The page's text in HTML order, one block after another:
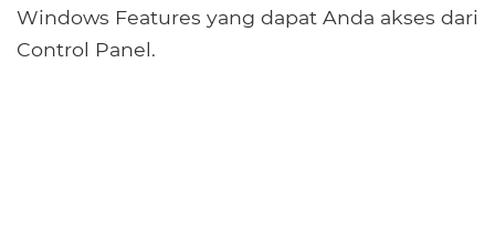
Windows Features yang dapat Anda akses dari
Control Panel.